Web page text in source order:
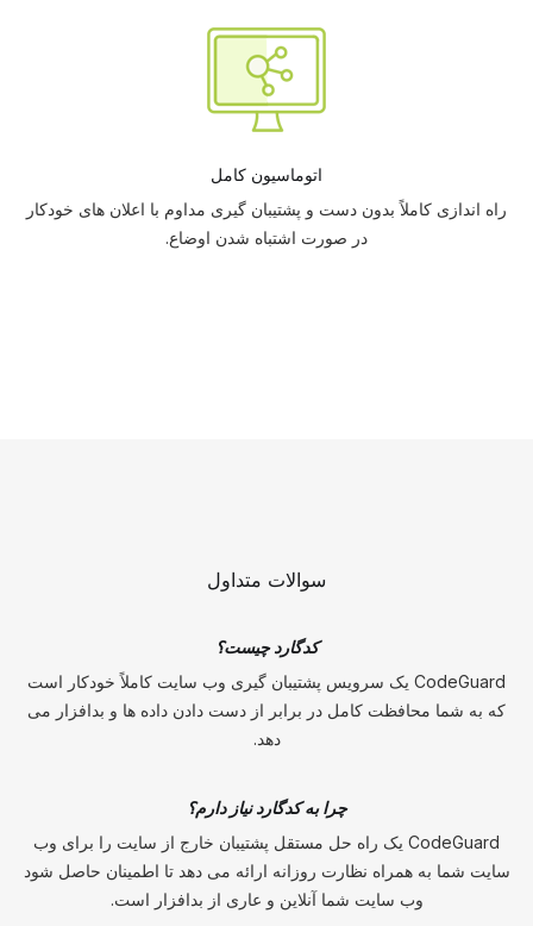
اتوماسیون کامل
راه اندازی کاملاً بدون دست و پشتیبان گیری مداوم با اعلان های خودکار
در صورت اشتباه شدن اوضاع.
سوالات متداول
کدگارد چیست؟
CodeGuard یک سرویس پشتیبان گیری وب سایت کاملاً خودکار است
که به شما محافظت کامل در برابر از دست دادن داده ها و بدافزار می
دهد.
چرا به کدگارد نیاز دارم؟
CodeGuard یک راه حل مستقل پشتیبان خارج از سایت را برای وب
سایت شما به همراه نظارت روزانه ارائه می دهد تا اطمینان حاصل شود
وب سایت شما آنلاین و عاری از بدافزار است.